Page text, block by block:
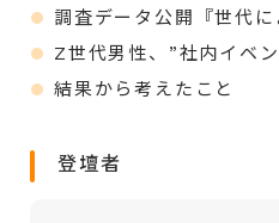
調査データ公開『世代に
Z世代男性、”社内イベ
結果から考えたこと
登壇者